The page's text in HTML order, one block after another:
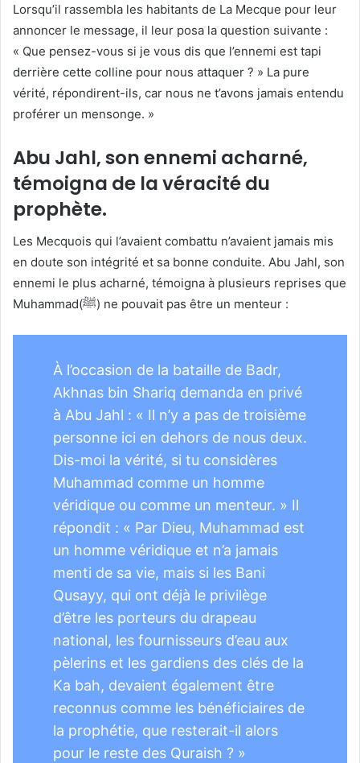
Lorsqu’il rassembla les habitants de La Mecque pour leur
annoncer le message, il leur posa la question suivante :
« Que pensez-vous si je vous dis que l’ennemi est tapi
derrière cette colline pour nous attaquer ? » La pure
vérité, répondirent-ils, car nous ne t’avons jamais entendu
proférer un mensonge. »
Abu Jahl, son ennemi acharné,
témoigna de la véracité du
prophète.
Les Mecquois qui l’avaient combattu n’avaient jamais mis
en doute son intégrité et sa bonne conduite. Abu Jahl, son
ennemi le plus acharné, témoigna à plusieurs reprises que
Muhammad(ﷺ) ne pouvait pas être un menteur :
À l’occasion de la bataille de Badr,
Akhnas bin Shariq demanda en privé
à Abu Jahl : « Il n’y a pas de troisième
personne ici en dehors de nous deux.
Dis-moi la vérité, si tu considères
Muhammad comme un homme
véridique ou comme un menteur. » Il
répondit : « Par Dieu, Muhammad est
un homme véridique et n’a jamais
menti de sa vie, mais si les Bani
Qusayy, qui ont déjà le privilège
d’être les porteurs du drapeau
national, les fournisseurs d’eau aux
pèlerins et les gardiens des clés de la
Ka bah, devaient également être
reconnus comme les bénéficiaires de
la prophétie, que resterait-il alors
pour le reste des Quraish ? »